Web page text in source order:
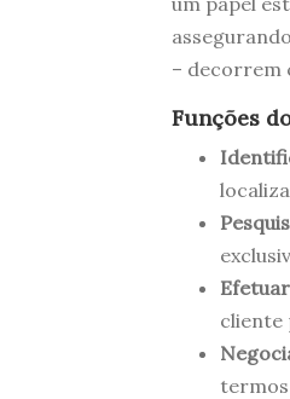
– decorrem
Funções
cliente